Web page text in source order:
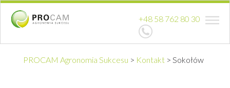
+48 58 762 80 30
PROCAM Agronomia Sukcesu > Kontakt > Sokołów